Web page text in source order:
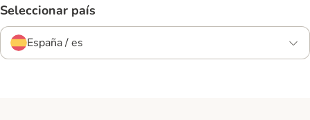
Seleccionar país
España / es